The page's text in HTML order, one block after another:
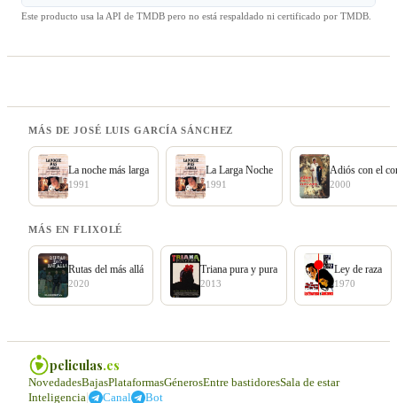
Este producto usa la API de TMDB pero no está respaldado ni certificado por TMDB.
MÁS DE JOSÉ LUIS GARCÍA SÁNCHEZ
La noche más larga
1991
La Larga Noche
1991
Adiós con el
2000
MÁS EN FLIXOLÉ
Rutas del más allá
2020
Triana pura y pura
2013
Ley de raza
1970
peliculas.es
NovedadesBajasPlataformasGénerosEntre bastidoresSala de estar
Inteligencia| Canal Bot